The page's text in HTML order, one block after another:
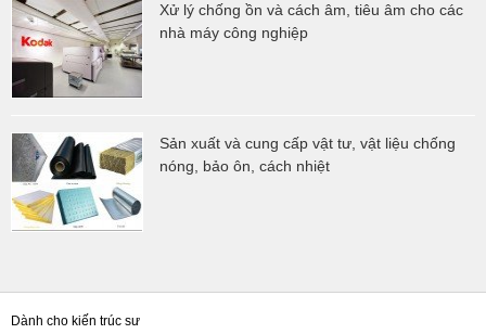
Xử lý chống ồn và cách âm, tiêu âm cho các
nhà máy công nghiệp
Sản xuất và cung cấp vật tư, vật liệu chống
nóng, bảo ôn, cách nhiệt
Dành cho kiến trúc sư